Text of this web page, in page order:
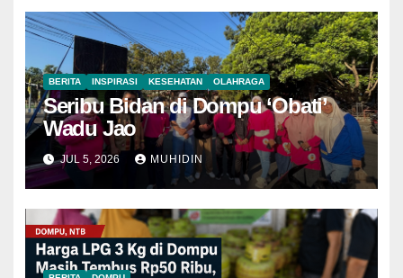
BERITA INSPIRASI KESEHATAN OLAHRAGA
Seribu Bidan di Dompu ‘Obati’
Wadu Jao
JUL 5, 2026 MUHIDIN